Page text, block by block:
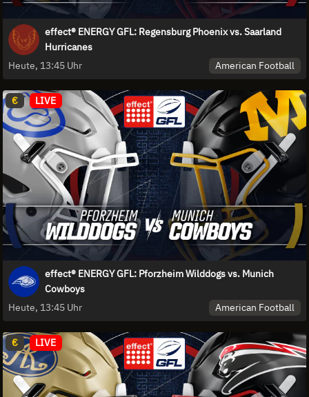
effect® ENERGY GFL: Regensburg Phoenix vs. Saarland
Hurricanes
Heute, 13:45 Uhr
American Football
€ LIVE
effect® ENERGY GFL: Pforzheim Wilddogs vs. Munich
Cowboys
Heute, 13:45 Uhr
American Football
€ LIVE